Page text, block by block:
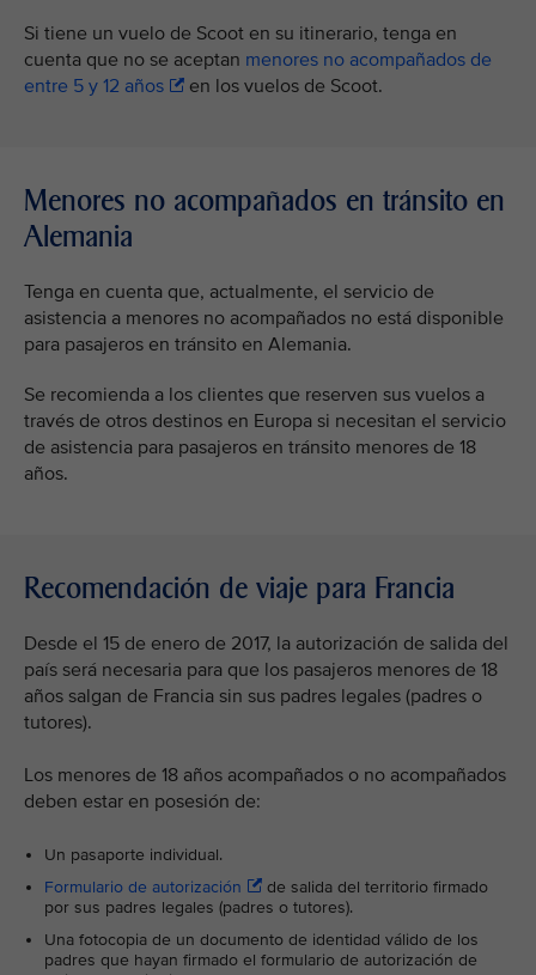
Si tiene un vuelo de Scoot en su itinerario, tenga en
cuenta que no se aceptan menores no acompañados de
entre 5 y 12 años
en los vuelos de Scoot.
Menores no acompañados en tránsito en
Alemania
Tenga en cuenta que, actualmente, el servicio de
asistencia a menores no acompañados no está disponible
para pasajeros en tránsito en Alemania.
Se recomienda a los clientes que reserven sus vuelos a
través de otros destinos en Europa si necesitan el servicio
de asistencia para pasajeros en tránsito menores de 18
años.
Recomendación de viaje para Francia
Desde el 15 de enero de 2017, la autorización de salida del
país será necesaria para que los pasajeros menores de 18
años salgan de Francia sin sus padres legales (padres o
tutores).
Los menores de 18 años acompañados o no acompañados
deben estar en posesión de:
Un pasaporte individual.
Formulario de autorización
de salida del territorio firmado
por sus padres legales (padres o tutores).
Una fotocopia de un documento de identidad válido de los
padres que hayan firmado el formulario de autorización de